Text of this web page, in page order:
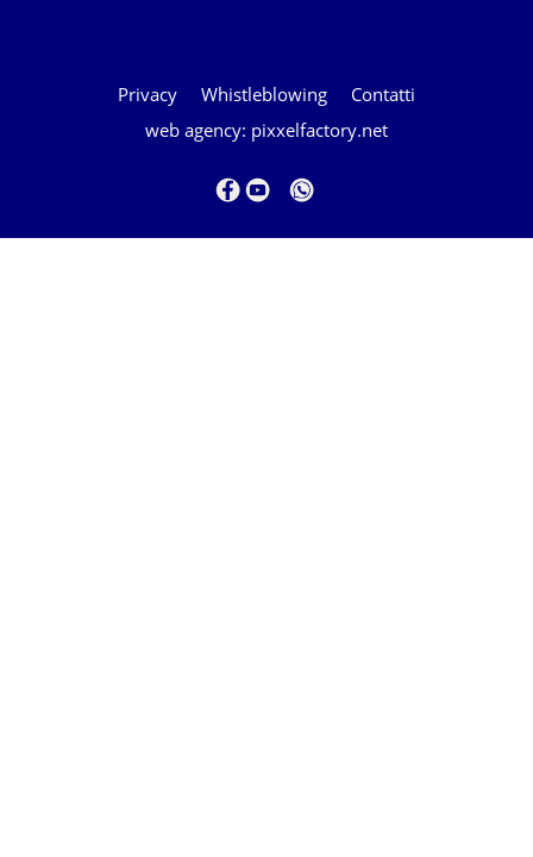
Privacy Whistleblowing
Contatti
web agency: pixxelfactory.net